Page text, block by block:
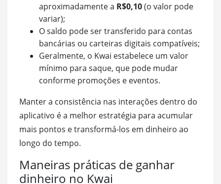
aproximadamente a R$0,10(o valor pode
variar);
O saldo pode ser transferido para contas
bancárias ou carteiras digitais compatíveis;
Geralmente, o Kwai estabelece um valor
mínimo para saque, que pode mudar
conforme promoções e eventos.
Manter a consistência nas interações dentro do
aplicativo é a melhor estratégia para acumular
mais pontos e transformá-los em dinheiro ao
longo do tempo.
Maneiras práticas de ganhar
dinheiro no Kwai